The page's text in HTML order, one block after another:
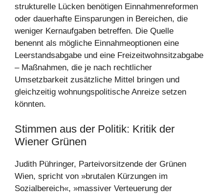
strukturelle Lücken benötigen Einnahmenreformen
oder dauerhafte Einsparungen in Bereichen, die
weniger Kernaufgaben betreffen. Die Quelle
benennt als mögliche Einnahmeoptionen eine
Leerstandsabgabe und eine Freizeitwohnsitzabgabe
– Maßnahmen, die je nach rechtlicher
Umsetzbarkeit zusätzliche Mittel bringen und
gleichzeitig wohnungspolitische Anreize setzen
könnten.
Stimmen aus der Politik: Kritik der
Wiener Grünen
Judith Pühringer, Parteivorsitzende der Grünen
Wien, spricht von »brutalen Kürzungen im
Sozialbereich«, »massiver Verteuerung der